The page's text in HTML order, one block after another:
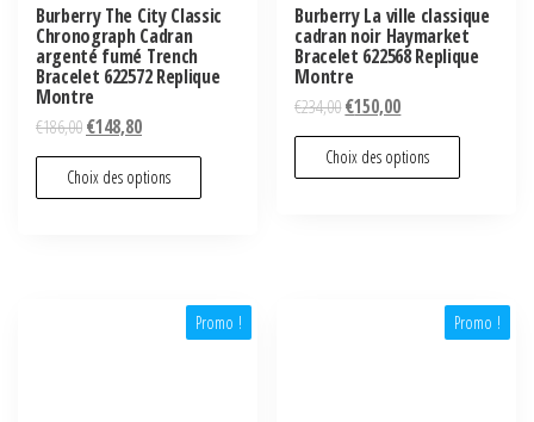
Burberry The City Classic
Chronograph Cadran
argenté fumé Trench
Bracelet 622572 Replique
Montre
€186,00€148,80
Choix des options
Burberry La ville classique
cadran noir Haymarket
Bracelet 622568 Replique
Montre
€234,00€150,00
Choix des options
Promo ! Promo !